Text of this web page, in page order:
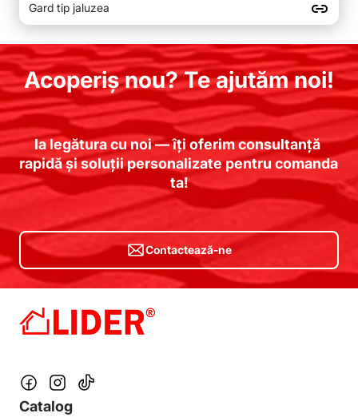
Gard tip jaluzea
Acoperiș nou? Te ajutăm noi!
Ia legătura cu noi — îți oferim consultanță
rapidă și soluții personalizate pentru comanda
ta!
Contactează-ne
Catalog